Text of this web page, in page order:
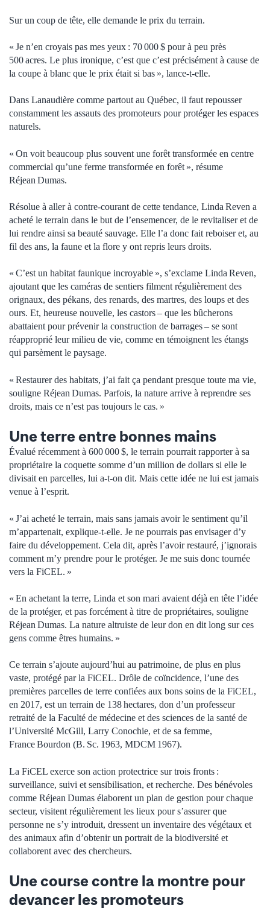
Sur un coup de tête, elle demande le prix du terrain.
« Je n’en croyais pas mes yeux : 70 000 $ pour à peu près
500 acres. Le plus ironique, c’est que c’est précisément à cause de
la coupe à blanc que le prix était si bas », lance-t-elle.
Dans Lanaudière comme partout au Québec, il faut repousser
constamment les assauts des promoteurs pour protéger les espaces
naturels.
« On voit beaucoup plus souvent une forêt transformée en centre
commercial qu’une ferme transformée en forêt », résume
Réjean Dumas.
Résolue à aller à contre-courant de cette tendance, Linda Reven a
acheté le terrain dans le but de l’ensemencer, de le revitaliser et de
lui rendre ainsi sa beauté sauvage. Elle l’a donc fait reboiser et, au
fil des ans, la faune et la flore y ont repris leurs droits.
« C’est un habitat faunique incroyable », s’exclame Linda Reven,
ajoutant que les caméras de sentiers filment régulièrement des
orignaux, des pékans, des renards, des martres, des loups et des
ours. Et, heureuse nouvelle, les castors – que les bûcherons
abattaient pour prévenir la construction de barrages – se sont
réapproprié leur milieu de vie, comme en témoignent les étangs
qui parsèment le paysage.
« Restaurer des habitats, j’ai fait ça pendant presque toute ma vie,
souligne Réjean Dumas. Parfois, la nature arrive à reprendre ses
droits, mais ce n’est pas toujours le cas. »
Une terre entre bonnes mains
Évalué récemment à 600 000 $, le terrain pourrait rapporter à sa
propriétaire la coquette somme d’un million de dollars si elle le
divisait en parcelles, lui a-t-on dit. Mais cette idée ne lui est jamais
venue à l’esprit.
« J’ai acheté le terrain, mais sans jamais avoir le sentiment qu’il
m’appartenait, explique-t-elle. Je ne pourrais pas envisager d’y
faire du développement. Cela dit, après l’avoir restauré, j’ignorais
comment m’y prendre pour le protéger. Je me suis donc tournée
vers la FiCEL. »
« En achetant la terre, Linda et son mari avaient déjà en tête l’idée
de la protéger, et pas forcément à titre de propriétaires, souligne
Réjean Dumas. La nature altruiste de leur don en dit long sur ces
gens comme êtres humains. »
Ce terrain s’ajoute aujourd’hui au patrimoine, de plus en plus
vaste, protégé par la FiCEL. Drôle de coïncidence, l’une des
premières parcelles de terre confiées aux bons soins de la FiCEL,
en 2017, est un terrain de 138 hectares, don d’un professeur
retraité de la Faculté de médecine et des sciences de la santé de
l’Université McGill, Larry Conochie, et de sa femme,
France Bourdon (B. Sc. 1963, MDCM 1967).
La FiCEL exerce son action protectrice sur trois fronts :
surveillance, suivi et sensibilisation, et recherche. Des bénévoles
comme Réjean Dumas élaborent un plan de gestion pour chaque
secteur, visitent régulièrement les lieux pour s’assurer que
personne ne s’y introduit, dressent un inventaire des végétaux et
des animaux afin d’obtenir un portrait de la biodiversité et
collaborent avec des chercheurs.
Une course contre la montre pour
devancer les promoteurs